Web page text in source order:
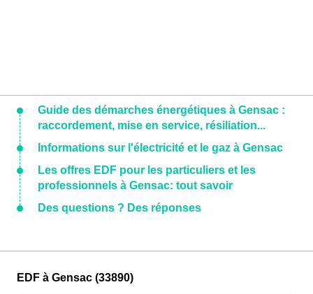
Guide des démarches énergétiques à Gensac :
raccordement, mise en service, résiliation...
Informations sur l'électricité et le gaz à Gensac
Les offres EDF pour les particuliers et les
professionnels à Gensac: tout savoir
Des questions ? Des réponses
EDF à Gensac (33890)